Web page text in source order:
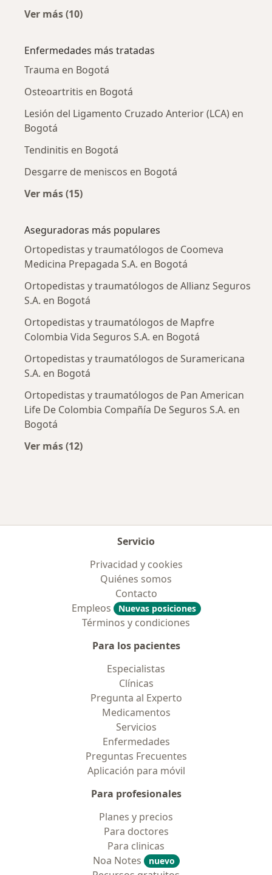
Ver más (10)
Enfermedades más tratadas
Trauma en Bogotá
Osteoartritis en Bogotá
Lesión del Ligamento Cruzado Anterior (LCA) en
Bogotá
Tendinitis en Bogotá
Desgarre de meniscos en Bogotá
Ver más (15)
Aseguradoras más populares
Ortopedistas y traumatólogos de Coomeva
Medicina Prepagada S.A. en Bogotá
Ortopedistas y traumatólogos de Allianz Seguros
S.A. en Bogotá
Ortopedistas y traumatólogos de Mapfre
Colombia Vida Seguros S.A. en Bogotá
Ortopedistas y traumatólogos de Suramericana
S.A. en Bogotá
Ortopedistas y traumatólogos de Pan American
Life De Colombia Compañía De Seguros S.A. en
Bogotá
Ver más (12)
Servicio
Privacidad y cookies
Quiénes somos
Contacto
Empleos
Nuevas posiciones
Términos y condiciones
Para los pacientes
Especialistas
Clínicas
Pregunta al Experto
Medicamentos
Servicios
Enfermedades
Preguntas Frecuentes
Aplicación para móvil
Para profesionales
Planes y precios
Para doctores
Para clinicas
Noa Notes
nuevo